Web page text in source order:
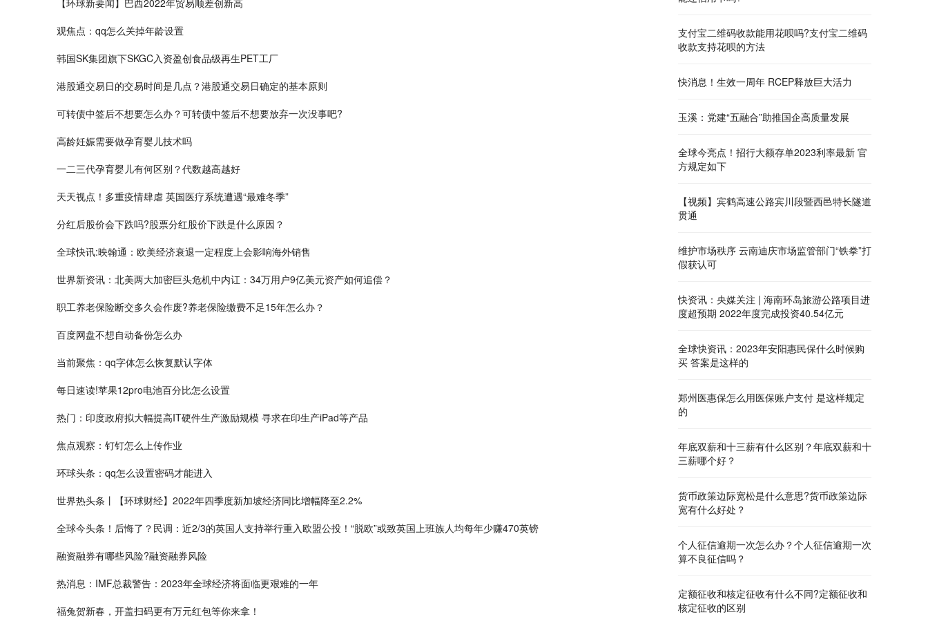
观焦点：qq怎么关掉年龄设置
韩国SK集团旗下SKGC入资盈创食品级再生PET工厂
港股通交易日的交易时间是几点？港股通交易日确定的基本原则
可转债中签后不想要怎么办？可转债中签后不想要放弃一次没事吧?
高龄妊娠需要做孕育婴儿技术吗
一二三代孕育婴儿有何区别？代数越高越好
天天视点！多重疫情肆虐 英国医疗系统遭遇“最难冬季”
分红后股价会下跌吗?股票分红股价下跌是什么原因？
全球快讯:映翰通：欧美经济衰退一定程度上会影响海外销售
世界新资讯：北美两大加密巨头危机中内讧：34万用户9亿美元资产如何追偿？
职工养老保险断交多久会作废?养老保险缴费不足15年怎么办？
百度网盘不想自动备份怎么办
当前聚焦：qq字体怎么恢复默认字体
每日速读!苹果12pro电池百分比怎么设置
热门：印度政府拟大幅提高IT硬件生产激励规模 寻求在印生产iPad等产品
焦点观察：钉钉怎么上传作业
环球头条：qq怎么设置密码才能进入
世界热头条丨【环球财经】2022年四季度新加坡经济同比增幅降至2.2%
全球今头条！后悔了？民调：近2/3的英国人支持举行重入欧盟公投！“脱欧”或致英国上班族人均每年少赚470英镑
融资融券有哪些风险?融资融券风险
热消息：IMF总裁警告：2023年全球经济将面临更艰难的一年
福兔贺新春，开盖扫码更有万元红包等你来拿！
支付宝二维码收款能用花呗吗?支付宝二维码
收款支持花呗的方法
快消息！生效一周年 RCEP释放巨大活力
玉溪：党建“五融合”助推国企高质量发展
全球今亮点！招行大额存单2023利率最新 官
方规定如下
【视频】宾鹤高速公路宾川段暨西邑特长隧道
贯通
维护市场秩序 云南迪庆市场监管部门“铁拳”打
假获认可
快资讯：央媒关注 | 海南环岛旅游公路项目进
度超预期 2022年度完成投资40.54亿元
全球快资讯：2023年安阳惠民保什么时候购
买 答案是这样的
郑州医惠保怎么用医保账户支付 是这样规定
的
年底双薪和十三薪有什么区别？年底双薪和十
三薪哪个好？
货币政策边际宽松是什么意思?货币政策边际
宽有什么好处？
个人征信逾期一次怎么办？个人征信逾期一次
算不良征信吗？
定额征收和核定征收有什么不同?定额征收和
核定征收的区别